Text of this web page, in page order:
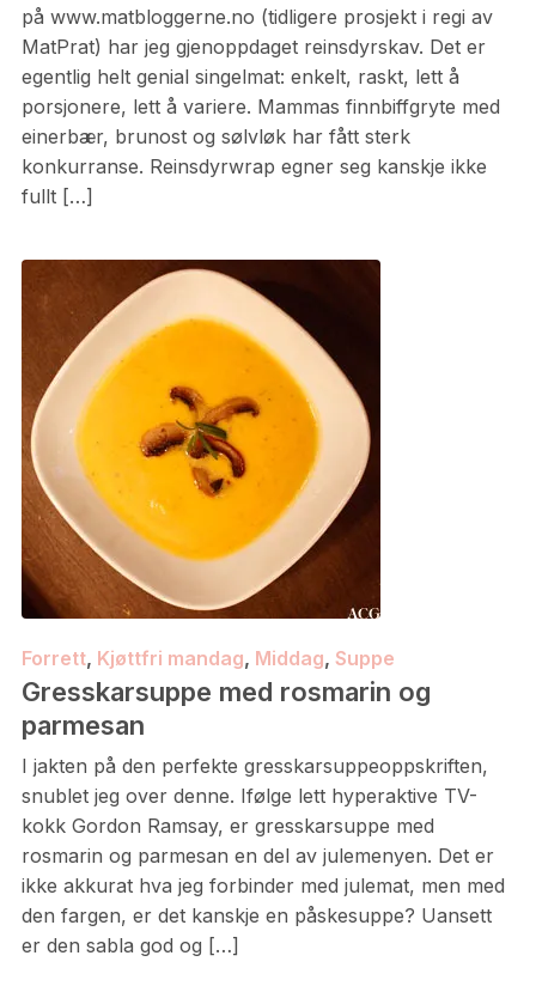
på www.matbloggerne.no (tidligere prosjekt i regi av
MatPrat) har jeg gjenoppdaget reinsdyrskav. Det er
egentlig helt genial singelmat: enkelt, raskt, lett å
porsjonere, lett å variere. Mammas finnbiffgryte med
einerbær, brunost og sølvløk har fått sterk
konkurranse. Reinsdyrwrap egner seg kanskje ikke
fullt […]
Forrett, Kjøttfri mandag, Middag, Suppe
Gresskarsuppe med rosmarin og
parmesan
I jakten på den perfekte gresskarsuppeoppskriften,
snublet jeg over denne. Ifølge lett hyperaktive TV-
kokk Gordon Ramsay, er gresskarsuppe med
rosmarin og parmesan en del av julemenyen. Det er
ikke akkurat hva jeg forbinder med julemat, men med
den fargen, er det kanskje en påskesuppe? Uansett
er den sabla god og […]